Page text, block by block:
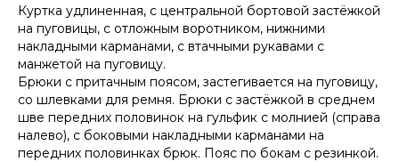
Куртка удлиненная, с центральной бортовой застёжкой
на пуговицы, с отложным воротником, нижними
накладными карманами, с втачными рукавами с
манжетой на пуговицу.
Брюки с притачным поясом, застегивается на пуговицу,
со шлевками для ремня. Брюки с застёжкой в среднем
шве передних половинок на гульфик с молнией (справа
налево), с боковыми накладными карманами на
передних половинках брюк. Пояс по бокам с резинкой.